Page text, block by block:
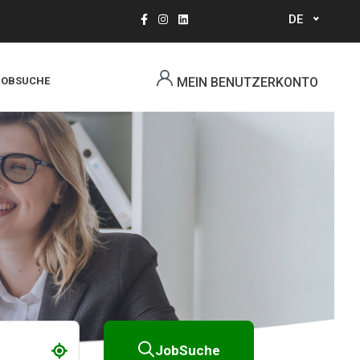
Select
DE
MEIN BENUTZERKONTO
JobSuche